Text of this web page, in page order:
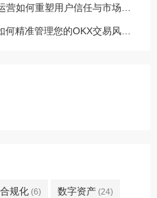
合规化 (6) 数字资产 (24)